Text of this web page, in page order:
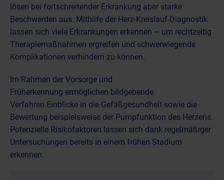
lösen bei fortschreitender Erkrankung aber starke
Beschwerden aus. Mithilfe der Herz-Kreislauf-Diagnostik
lassen sich viele Erkrankungen erkennen – um rechtzeitig
Therapiemaßnahmen ergreifen und schwerwiegende
Komplikationen verhindern zu können.
Im Rahmen der Vorsorge und
Früherkennung ermöglichen bildgebende
Verfahren Einblicke in die Gefäßgesundheit sowie die
Bewertung beispielsweise der Pumpfunktion des Herzens.
Potenzielle Risikofaktoren lassen sich dank regelmäßiger
Untersuchungen bereits in einem frühen Stadium
erkennen.